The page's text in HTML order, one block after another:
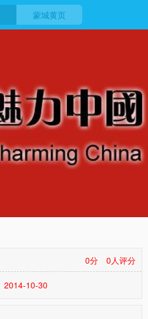
蒙城黄页
0分 0 人评分
2014-10-30